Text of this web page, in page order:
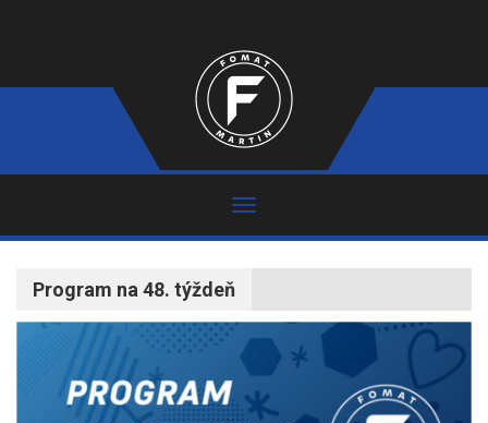
Program na 48. týždeň